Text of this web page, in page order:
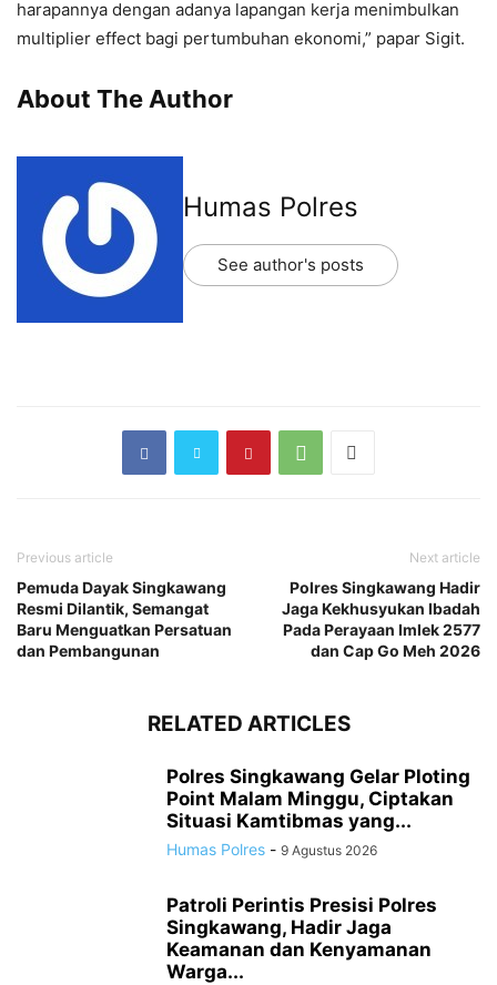
harapannya dengan adanya lapangan kerja menimbulkan
multiplier effect bagi pertumbuhan ekonomi,” papar Sigit.
About The Author
Humas Polres
See author's posts
Previous article
Pemuda Dayak Singkawang
Resmi Dilantik, Semangat
Baru Menguatkan Persatuan
dan Pembangunan
Next article
Polres Singkawang Hadir
Jaga Kekhusyukan Ibadah
Pada Perayaan Imlek 2577
dan Cap Go Meh 2026
RELATED ARTICLES
Polres Singkawang Gelar Ploting
Point Malam Minggu, Ciptakan
Situasi Kamtibmas yang...
Humas Polres - 9 Agustus 2026
Patroli Perintis Presisi Polres
Singkawang, Hadir Jaga
Keamanan dan Kenyamanan
Warga...